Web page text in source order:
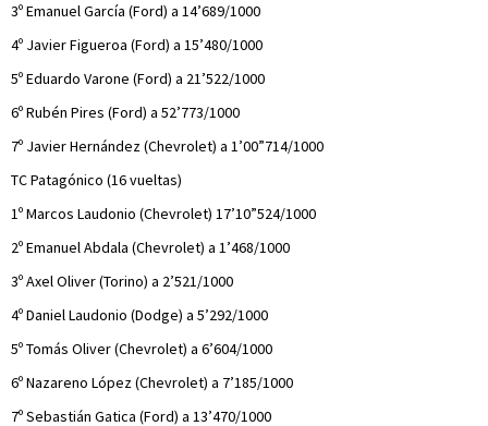
3º Emanuel García (Ford) a 14’689/1000
4º Javier Figueroa (Ford) a 15’480/1000
5º Eduardo Varone (Ford) a 21’522/1000
6º Rubén Pires (Ford) a 52’773/1000
7º Javier Hernández (Chevrolet) a 1’00”714/1000
TC Patagónico (16 vueltas)
1º Marcos Laudonio (Chevrolet) 17’10”524/1000
2º Emanuel Abdala (Chevrolet) a 1’468/1000
3º Axel Oliver (Torino) a 2’521/1000
4º Daniel Laudonio (Dodge) a 5’292/1000
5º Tomás Oliver (Chevrolet) a 6’604/1000
6º Nazareno López (Chevrolet) a 7’185/1000
7º Sebastián Gatica (Ford) a 13’470/1000